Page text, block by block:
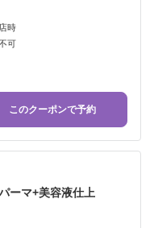
時
可
このクーポンで予約
ーマ+美容液仕上